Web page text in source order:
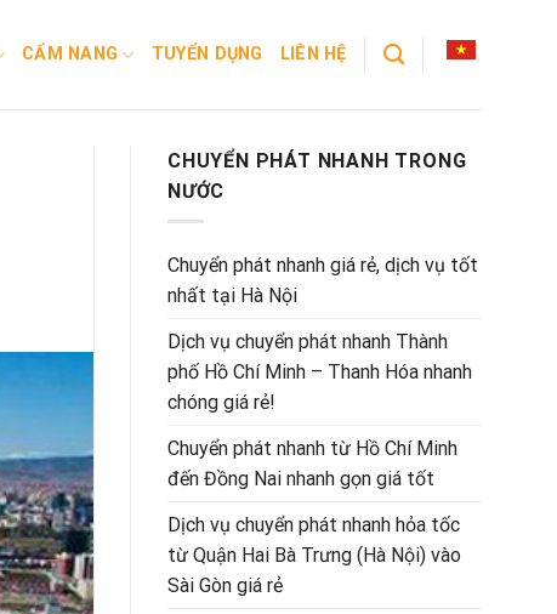
CẨM NANG TUYỂN DỤNG LIÊN HỆ
CHUYỂN PHÁT NHANH TRONG
NƯỚC
Chuyển phát nhanh giá rẻ, dịch vụ tốt
nhất tại Hà Nội
Dịch vụ chuyển phát nhanh Thành
phố Hồ Chí Minh – Thanh Hóa nhanh
chóng giá rẻ!
Chuyển phát nhanh từ Hồ Chí Minh
đến Đồng Nai nhanh gọn giá tốt
Dịch vụ chuyển phát nhanh hỏa tốc
từ Quận Hai Bà Trưng (Hà Nội) vào
Sài Gòn giá rẻ